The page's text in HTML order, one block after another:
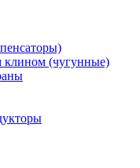
клином (чугунные)